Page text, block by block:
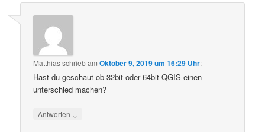
MatthiasschriebamOktober 9, 2019 um 16:29 Uhr:
Hast du geschaut ob 32bit oder 64bit QGIS einen
unterschied machen?
Antworten ↓